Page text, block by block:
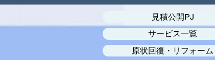
見積公開PJ
サービス一覧
原状回復・リフォーム